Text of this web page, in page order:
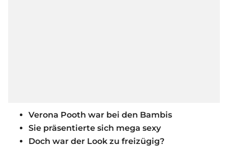
Verona Pooth war bei den Bambis
Sie präsentierte sich mega sexy
Doch war der Look zu freizügig?